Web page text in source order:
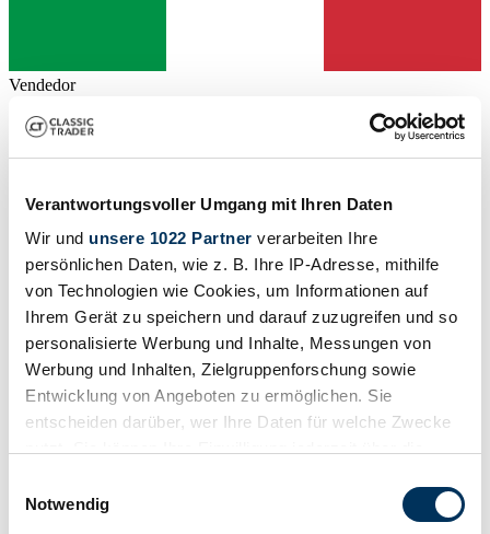
Verantwortungsvoller Umgang mit Ihren Daten
Wir und unsere 1022 Partner verarbeiten Ihre
persönlichen Daten, wie z. B. Ihre IP-Adresse, mithilfe
von Technologien wie Cookies, um Informationen auf
Ihrem Gerät zu speichern und darauf zuzugreifen und so
personalisierte Werbung und Inhalte, Messungen von
Werbung und Inhalten, Zielgruppenforschung sowie
Entwicklung von Angeboten zu ermöglichen. Sie
entscheiden darüber, wer Ihre Daten für welche Zwecke
Trigger Symbol ändern oder widerrufen
Notwendig
Vendedor
1999 | Ducati 996 SPS